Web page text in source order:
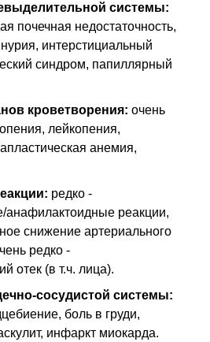
системы:
почечная недостаточность,
интерстициальный
синдром, папиллярный
кроветворения: очень
лейкопения,
анемия,
редко -
анафилактоидные реакции,
снижение артериального
редко -
отек (в т.ч. лица).
сосудистой системы:
боль в груди,
инфаркт миокарда.